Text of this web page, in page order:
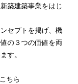
築建築事業をはじ
セプトを掲げ、機
の３つの価値を両
す。
ちら